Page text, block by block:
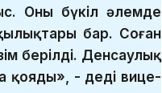
Оны бүкіл әлемде
бар. Соған
берілді. Денсаулық
қояды», - деді вице-